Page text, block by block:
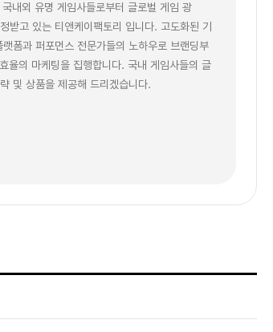
내외 유명 게임사들로부터 글로벌 게임 광
받고 있는 티앤케이팩토리 입니다. 고도화된 기
폼과 퍼포먼스 전문가들의 노하우로 브랜딩부
율의 마케팅을 집행합니다. 국내 게임사들의 글
및 상품을 제공해 드리겠습니다.